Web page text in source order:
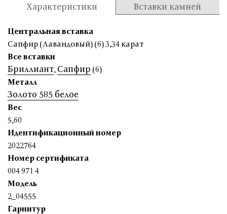
Характеристики Вставки камней
Центральная вставка
Сапфир (Лавандовый) (6) 3,34 карат
Все вставки
Бриллиант, Сапфир (6)
Металл
Золото 585 белое
Вес
5,60
Идентификационный номер
2022764
Номер сертификата
004 971 4
Модель
2_04555
Гарнитур